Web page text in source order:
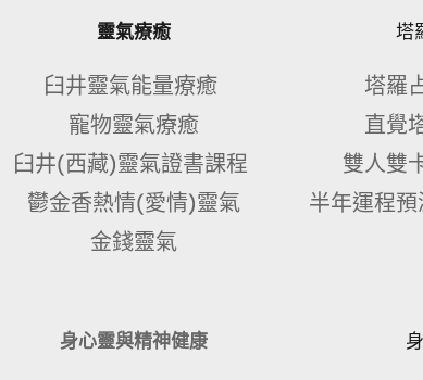
靈氣療癒
臼井靈氣能量療癒
寵物靈氣療癒
臼井(西藏)靈氣證書課程
鬱金香熱情(愛情)靈氣
金錢靈氣
塔
塔羅
直覺
雙人雙
半年運程
身心靈與精神健康